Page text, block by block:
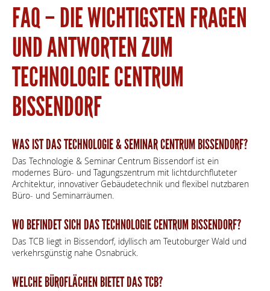
FAQ – DIE WICHTIGSTEN FRAGEN
UND ANTWORTEN ZUM
TECHNOLOGIE CENTRUM
BISSENDORF
WAS IST DAS TECHNOLOGIE & SEMINAR CENTRUM BISSENDORF?
Das Technologie & Seminar Centrum Bissendorf ist ein
modernes Büro‑ und Tagungszentrum mit lichtdurchfluteter
Architektur, innovativer Gebäudetechnik und flexibel nutzbaren
Büro‑ und Seminarräumen.
WO BEFINDET SICH DAS TECHNOLOGIE CENTRUM BISSENDORF?
Das TCB liegt in Bissendorf, idyllisch am Teutoburger Wald und
verkehrsgünstig nahe Osnabrück.
WELCHE BÜROFLÄCHEN BIETET DAS TCB?